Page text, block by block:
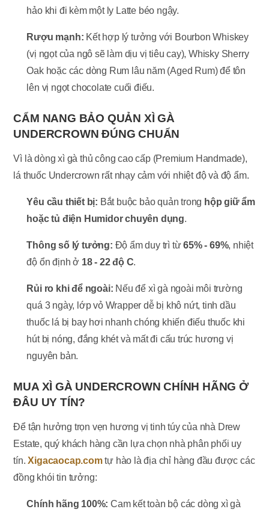
hảo khi đi kèm một ly Latte béo ngậy.
Rượu mạnh: Kết hợp lý tưởng với Bourbon Whiskey
(vị ngọt của ngô sẽ làm dịu vị tiêu cay), Whisky Sherry
Oak hoặc các dòng Rum lâu năm (Aged Rum) để tôn
lên vị ngọt chocolate cuối điếu.
CẨM NANG BẢO QUẢN XÌ GÀ
UNDERCROWN ĐÚNG CHUẨN
Vì là dòng xì gà thủ công cao cấp (Premium Handmade),
lá thuốc Undercrown rất nhạy cảm với nhiệt độ và độ ẩm.
Yêu cầu thiết bị: Bắt buộc bảo quản trong hộp giữ ẩm
hoặc tủ điện Humidor chuyên dụng.
Thông số lý tưởng: Độ ẩm duy trì từ65% - 69%, nhiệt
độ ổn định ở 18 - 22 độ C.
Rủi ro khi để ngoài: Nếu để xì gà ngoài môi trường
quá 3 ngày, lớp vỏ Wrapper dễ bị khô nứt, tinh dầu
thuốc lá bị bay hơi nhanh chóng khiến điếu thuốc khi
hút bị nóng, đắng khét và mất đi cấu trúc hương vị
nguyên bản.
MUA XÌ GÀ UNDERCROWN CHÍNH HÃNG Ở
ĐÂU UY TÍN?
Để tận hưởng trọn vẹn hương vị tinh túy của nhà Drew
Estate, quý khách hàng cần lựa chọn nhà phân phối uy
tín.Xigacaocap.comtự hào là địa chỉ hàng đầu được các
đồng khói tin tưởng:
Chính hãng 100%: Cam kết toàn bộ các dòng xì gà